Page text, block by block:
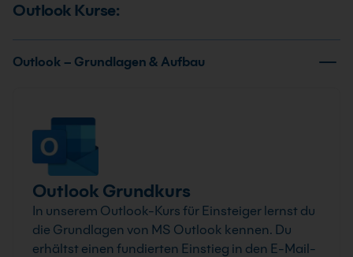
Outlook Kurse:
Outlook – Grundlagen & Aufbau
Outlook Grundkurs
In unserem Outlook-Kurs für Einsteiger lernst du
die Grundlagen von MS Outlook kennen. Du
erhältst einen fundierten Einstieg in den E-Mail-